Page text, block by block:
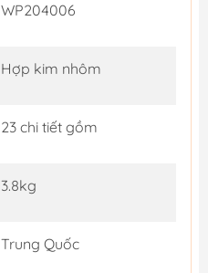
WP204006
Hợp kim nhôm
23 chi tiết gồm
3.8kg
Trung Quốc